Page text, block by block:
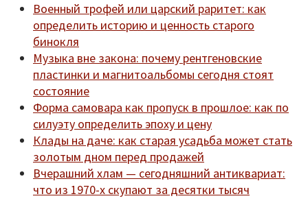
Военный трофей или царский раритет: как
определить историю и ценность старого
бинокля
Музыка вне закона: почему рентгеновские
пластинки и магнитоальбомы сегодня стоят
состояние
Форма самовара как пропуск в прошлое: как по
силуэту определить эпоху и цену
Клады на даче: как старая усадьба может стать
золотым дном перед продажей
Вчерашний хлам — сегодняшний антиквариат:
что из 1970-х скупают за десятки тысяч